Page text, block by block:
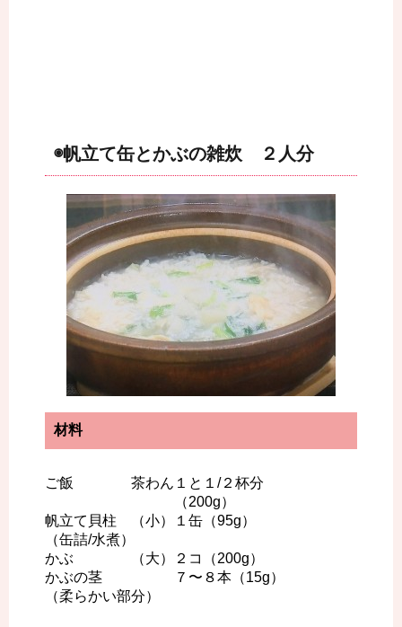
◉帆立て缶とかぶの雑炊 ２人分
材料
ご飯 茶わん１と１/２杯分
（200g）
帆立て貝柱 （小）１缶（95g）
（缶詰/水煮）
かぶ （大）２コ（200g）
かぶの茎 ７〜８本（15g）
（柔らかい部分）